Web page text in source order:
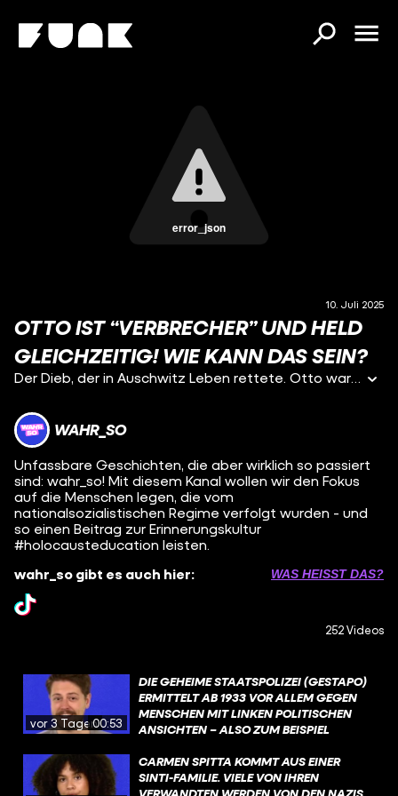
error_json
10. Juli 2025
OTTO IST “VERBRECHER” UND HELD
GLEICHZEITIG! WIE KANN DAS SEIN?
Der Dieb, der in Auschwitz Leben rettete. Otto war für die Nazis ein „Berufsverbrecher“, weil er mehr als drei Mal wegen Diebstahls hinter Gittern war. Deswegen kam er ins KZ und sollte also Funktionshäftling, auch Kapo genannt, andere Häftlinge drangsalieren. Manche Kapos machten sich zum Beispiel einen Spaß daraus, Polen in der Fäkaliengrube zu ertränken oder sie zu Tode zu prügeln. Aber Otto war anders: Er nutzte seine Rolle, um anderen Häftlingen zu helfen.
WAHR_SO
Unfassbare Geschichten, die aber wirklich so passiert
sind: wahr_so! Mit diesem Kanal wollen wir den Fokus
auf die Menschen legen, die vom
nationalsozialistischen Regime verfolgt wurden - und
so einen Beitrag zur Erinnerungskultur
#holocausteducation leisten.
wahr_so gibt es auch hier:
WAS HEISST DAS?
252 Videos
vor 3 Tagen00:53
DIE GEHEIME STAATSPOLIZEI (GESTAPO)
ERMITTELT AB 1933 VOR ALLEM GEGEN
MENSCHEN MIT LINKEN POLITISCHEN
ANSICHTEN – ALSO ZUM BEISPIEL
SOZIALDEMOKRATEN. SPÄTER DANN VOR
ALLEM GEGEN JUDEN. DIE GESTAPO
DARF PRAKTISCH ALLES – LEUTE
CARMEN SPITTA KOMMT AUS EINER
SINTI-FAMILIE. VIELE VON IHREN
VERWANDTEN WERDEN VON DEN NAZIS